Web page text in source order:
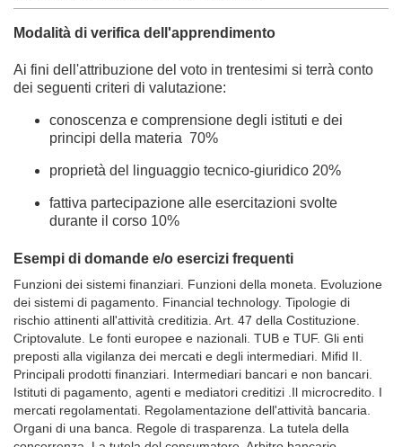
Modalità di verifica dell'apprendimento
Ai fini dell'attribuzione del voto in trentesimi si terrà conto
dei seguenti criteri di valutazione:
conoscenza e comprensione degli istituti e dei
principi della materia 70%
proprietà del linguaggio tecnico-giuridico 20%
fattiva partecipazione alle esercitazioni svolte
durante il corso 10%
Esempi di domande e/o esercizi frequenti
Funzioni dei sistemi finanziari. Funzioni della moneta. Evoluzione
dei sistemi di pagamento. Financial technology. Tipologie di
rischio attinenti all'attività creditizia. Art. 47 della Costituzione.
Criptovalute. Le fonti europee e nazionali. TUB e TUF. Gli enti
preposti alla vigilanza dei mercati e degli intermediari. Mifid II.
Principali prodotti finanziari. Intermediari bancari e non bancari.
Istituti di pagamento, agenti e mediatori creditizi .Il microcredito. I
mercati regolamentati. Regolamentazione dell'attività bancaria.
Organi di una banca. Regole di trasparenza. La tutela della